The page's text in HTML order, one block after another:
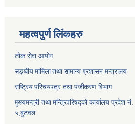
महत्वपुर्ण लिंकहरु
लोक सेवा आयोग
सङ्घीय मामिला तथा सामान्य प्रशासन मन्त्रालय
राष्ट्रिय परिचयपत्र तथा पंजीकरण विभाग
मुख्यमन्त्री तथा मन्त्रिपरिषद्को कार्यालय प्रदेश नं.
५,बुटवल